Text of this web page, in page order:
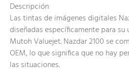
Descripción
Las tintas de imágenes digitales
diseñadas específicamente para su
Mutoh Valuejet. Nazdar 2100 se
OEM, lo que significa que no hay
las situaciones.